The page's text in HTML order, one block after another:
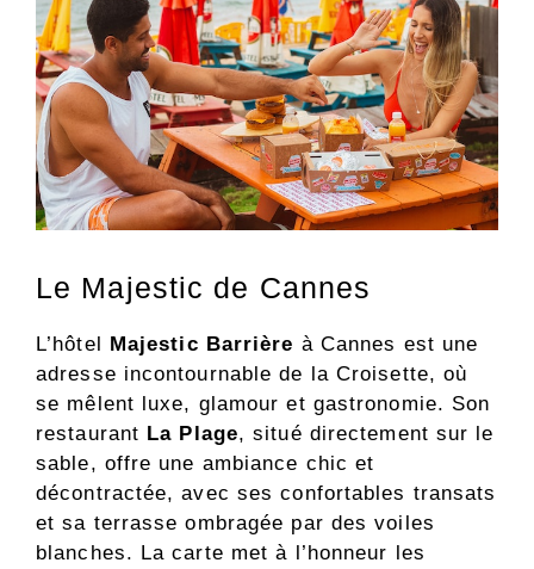
Le Majestic de Cannes
L’hôtel Majestic Barrière à Cannes est une
adresse incontournable de la Croisette, où
se mêlent luxe, glamour et gastronomie. Son
restaurant La Plage, situé directement sur le
sable, offre une ambiance chic et
décontractée, avec ses confortables transats
et sa terrasse ombragée par des voiles
blanches. La carte met à l’honneur les